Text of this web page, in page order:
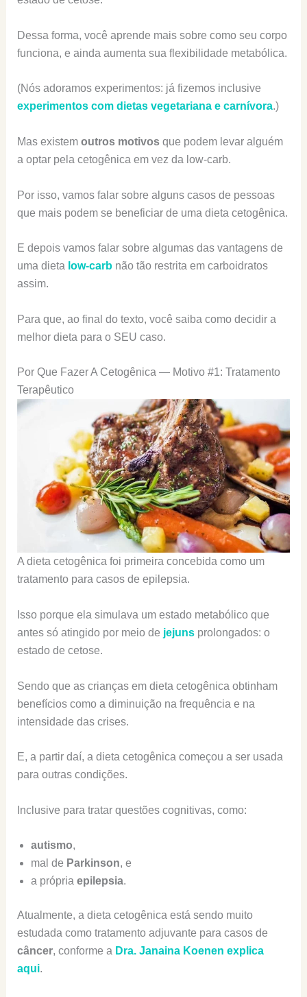
Dessa forma, você aprende mais sobre como seu corpo
funciona, e ainda aumenta sua flexibilidade metabólica.
(Nós adoramos experimentos: já fizemos inclusive
experimentos com dietas vegetariana e carnívora.)
Mas existem outros motivosque podem levar alguém
a optar pela cetogênica em vez da low-carb.
Por isso, vamos falar sobre alguns casos de pessoas
que mais podem se beneficiar de uma dieta cetogênica.
E depois vamos falar sobre algumas das vantagens de
uma dieta low-carbnão tão restrita em carboidratos
assim.
Para que, ao final do texto, você saiba como decidir a
melhor dieta para o SEU caso.
Por Que Fazer A Cetogênica — Motivo #1: Tratamento
Terapêutico
A dieta cetogênica foi primeira concebida como um
tratamento para casos de epilepsia.
Isso porque ela simulava um estado metabólico que
antes só atingido por meio de jejunsprolongados: o
estado de cetose.
Sendo que as crianças em dieta cetogênica obtinham
benefícios como a diminuição na frequência e na
intensidade das crises.
E, a partir daí, a dieta cetogênica começou a ser usada
para outras condições.
Inclusive para tratar questões cognitivas, como:
autismo,
mal de Parkinson, e
a própria epilepsia.
Atualmente, a dieta cetogênica está sendo muito
estudada como tratamento adjuvante para casos de
câncer, conforme a Dra. Janaina Koenen explica
aqui.